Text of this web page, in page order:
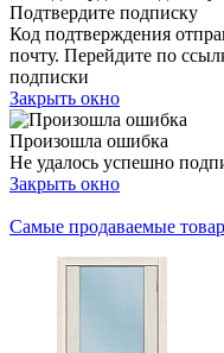
Подтвердите подписку
Код подтверждения
почту. Перейдите по
подписки
Закрыть окно
Произошла ошибка
Не удалось успешно
Закрыть окно
Самые продаваемые